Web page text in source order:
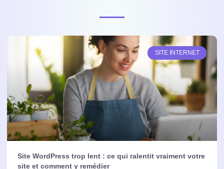
SITE INTERNET
Site WordPress trop lent : ce qui ralentit vraiment votre
site et comment y remédier